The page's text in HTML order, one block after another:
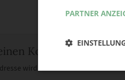
Kommentar
wird nicht veröffentlicht.
PARTNER